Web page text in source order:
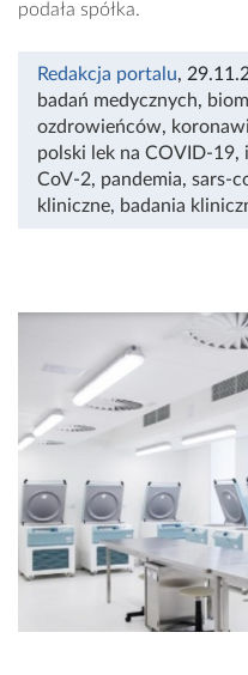
podała spółka.
Redakcja portalu,
badań medycznych,
ozdrowieńców,
polski lek na COVID-19,
CoV-2, pandemia, sars-
kliniczne, badania